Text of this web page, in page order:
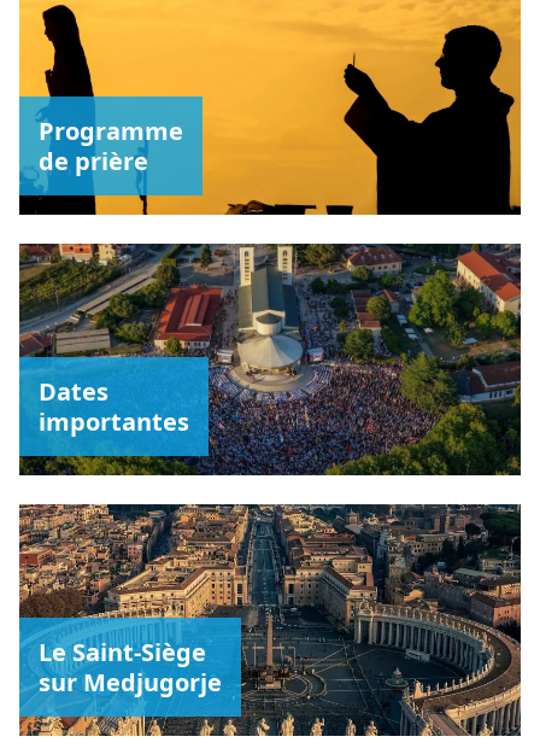
Programme
de prière
Dates
importantes
Le Saint-Siège
sur Medjugorje